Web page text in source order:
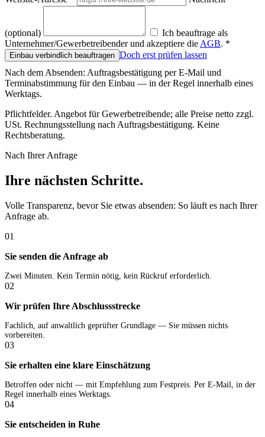
(optional)
Ich beauftrage als
Unternehmer/Gewerbetreibender und akzeptiere die AGB. *
Einbau verbindlich beauftragen Doch erst prüfen lassen
Nach dem Absenden: Auftragsbestätigung per E-Mail und
Terminabstimmung für den Einbau — in der Regel innerhalb eines
Werktags.
Pflichtfelder. Angebot für Gewerbetreibende; alle Preise netto zzgl.
USt. Rechnungsstellung nach Auftragsbestätigung. Keine
Rechtsberatung.
Nach Ihrer Anfrage
Ihre nächsten Schritte.
Volle Transparenz, bevor Sie etwas absenden: So läuft es nach Ihrer
Anfrage ab.
01
Sie senden die Anfrage ab
Zwei Minuten. Kein Termin nötig, kein Rückruf erforderlich.
02
Wir prüfen Ihre Abschlussstrecke
Fachlich, auf anwaltlich geprüfter Grundlage — Sie müssen nichts
vorbereiten.
03
Sie erhalten eine klare Einschätzung
Betroffen oder nicht — mit Empfehlung zum Festpreis. Per E-Mail, in der
Regel innerhalb eines Werktags.
04
Sie entscheiden in Ruhe